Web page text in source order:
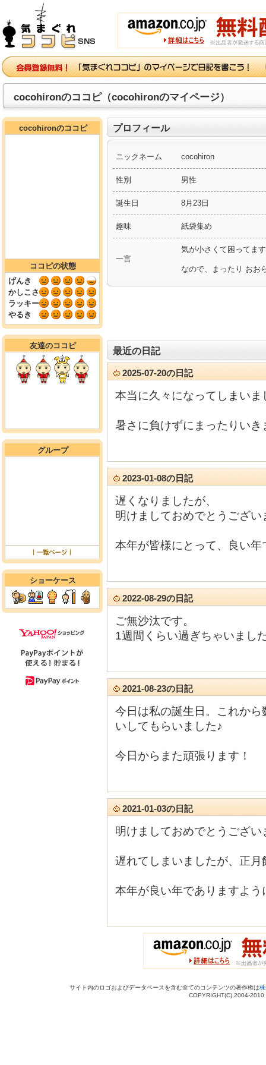
cocohironのココピ（cocohironのマイページ）
cocohironのココピ
ココピの状態
げんき
かしこさ
ラッキー
やるき
友達のココピ
グループ
ショーケース
プロフィール
ニックネーム cocohiron
性別 男性
誕生日 8月23日
趣味 紙袋集め
一言
気が小さくて困ってま
なので、まったり おお
最近の日記
2025-07-20の日記
本当に久々になってしまいま
暑さに負けずにまったりいき
2023-01-08の日記
遅くなりましたが、
明けましておめでとうござい
本年が皆様にとって、良い年
2022-08-29の日記
ご無沙汰です。
1週間くらい過ぎちゃいまし
2021-08-23の日記
今日は私の誕生日。これか
いしてもらいました♪
今日からまた頑張ります！
2021-01-03の日記
明けましておめでとうござい
遅れてしまいましたが、正月
本年が良い年でありますよう
サイト内のロゴおよびデータベースを含む全てのコンテンツの著作権は
COPYRIGHT(C) 2004-